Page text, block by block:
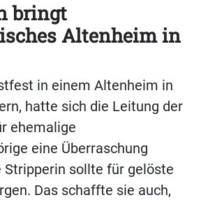
bringt
Altenheim in
in einem Altenheim in
hatte sich die Leitung der
ehemalige
eine Überraschung
Stripperin sollte für gelöste
Das schaffte sie auch,